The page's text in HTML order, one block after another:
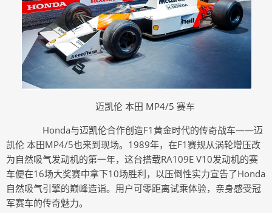
迈凯伦 本田 MP4/5 赛车
Honda与迈凯伦合作创造F1黄金时代的传奇战车——迈
凯伦 本田MP4/5也来到现场。1989年，在F1赛规从涡轮增压改
为自然吸气发动机的第一年，这台搭载RA109E V10发动机的赛
车便在16场大奖赛中拿下10场胜利，以压倒性实力宣告了Honda
自然吸气引擎的巅峰造诣。用户可零距离试乘体验，亲身感受冠
军赛车的传奇魅力。